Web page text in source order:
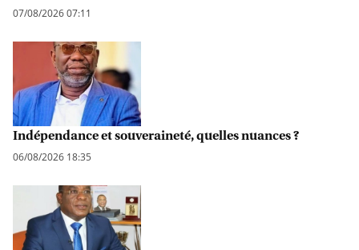
07/08/2026 07:11
Indépendance et souveraineté, quelles nuances ?
06/08/2026 18:35